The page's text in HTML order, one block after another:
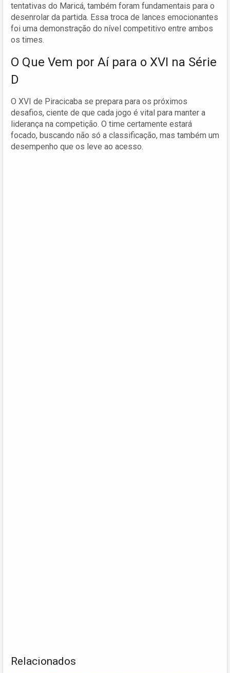
tentativas do Maricá, também foram fundamentais para o
desenrolar da partida. Essa troca de lances emocionantes
foi uma demonstração do nível competitivo entre ambos
os times.
O Que Vem por Aí para o XVI na Série
D
O XVI de Piracicaba se prepara para os próximos
desafios, ciente de que cada jogo é vital para manter a
liderança na competição. O time certamente estará
focado, buscando não só a classificação, mas também um
desempenho que os leve ao acesso.
Relacionados